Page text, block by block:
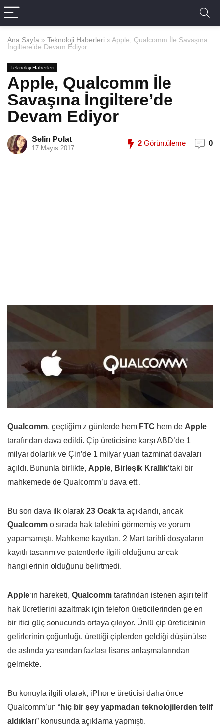
Ana Sayfa » Teknoloji Haberleri » Apple, Qualcomm İle Savaşına
İngiltere’de Devam Ediyor
Teknoloji Haberleri
Apple, Qualcomm İle
Savaşına İngiltere’de
Devam Ediyor
Selin Polat
17 Mayıs 2017
2 Görüntüleme 0
Qualcomm, geçtiğimiz günlerde hem FTC hem de Apple
tarafından dava edildi. Çip üreticisine karşı ABD’de 1
milyar dolarlık ve Çin’de 1 milyar yuan tazminat davaları
açıldı. Bununla birlikte, Apple, Birleşik Krallık‘taki bir
mahkemede de Qualcomm’u dava etti.
Bu son dava ilk olarak 23 Ocak‘ta açıklandı, ancak
Qualcomm o sırada hak talebini görmemiş ve yorum
yapamamıştı. Mahkeme kayıtları, 2 Mart tarihli dosyaların
kayıtlı tasarım ve patentlerle ilgili olduğunu ancak
hangilerinin olduğunu belirtmedi.
Apple‘ın hareketi, Qualcomm tarafından istenen aşırı telif
hak ücretlerini azaltmak için telefon üreticilerinden gelen
bir itici güç sonucunda ortaya çıkıyor. Ünlü çip üreticisinin
gelirlerinin çoğunluğu ürettiği çiplerden geldiği düşünülse
de aslında yarısından fazlası lisans anlaşmalarından
gelmekte.
Bu konuyla ilgili olarak, iPhone üreticisi daha önce
Qualcomm’un “hiç bir şey yapmadan teknolojilerden telif
aldıkları” konusunda açıklama yapmıştı.